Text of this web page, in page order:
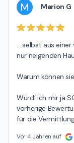
M Marion G
….selbst aus
nur neigenden
Warum können
Würd‘ ich mir ja
vorherige
für die
Vor 4 Jahren auf